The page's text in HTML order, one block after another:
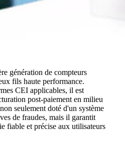
génération de compteurs
fils haute performance.
CEI applicables, il est
post-paiement en milieu
seulement doté d'un système
de fraudes, mais il garantit
fiable et précise aux utilisateurs